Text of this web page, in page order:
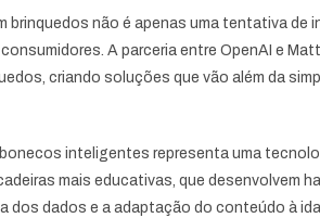
brinquedos não é apenas uma tentativa
A parceria entre OpenAI e
criando soluções que vão além da
inteligentes representa uma
mais educativas, que
dados e a adaptação do conteúdo à